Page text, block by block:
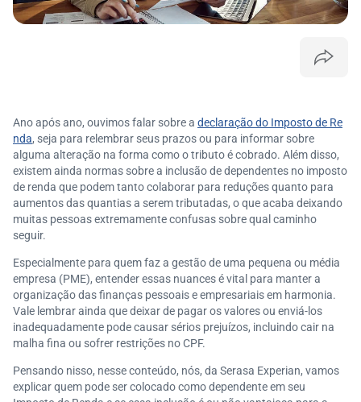
Ano após ano, ouvimos falar sobre a declaração do Imposto de Re
nda, seja para relembrar seus prazos ou para informar sobre
alguma alteração na forma como o tributo é cobrado. Além disso,
existem ainda normas sobre a inclusão de dependentes no imposto
de renda que podem tanto colaborar para reduções quanto para
aumentos das quantias a serem tributadas, o que acaba deixando
muitas pessoas extremamente confusas sobre qual caminho
seguir.
Especialmente para quem faz a gestão de uma pequena ou média
empresa (PME), entender essas nuances é vital para manter a
organização das finanças pessoais e empresariais em harmonia.
Vale lembrar ainda que deixar de pagar os valores ou enviá-los
inadequadamente pode causar sérios prejuízos, incluindo cair na
malha fina ou sofrer restrições no CPF.
Pensando nisso, nesse conteúdo, nós, da Serasa Experian, vamos
explicar quem pode ser colocado como dependente em seu